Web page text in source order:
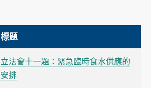
標題
立法會十一題：緊急臨時食水供應的
安排